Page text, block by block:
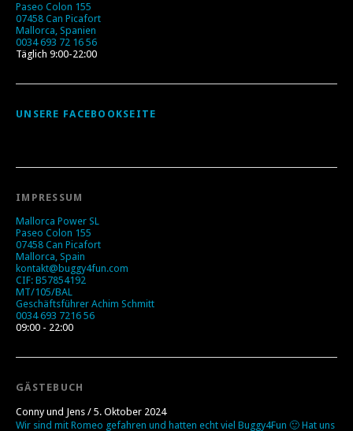
Paseo Colon 155
07458 Can Picafort
Mallorca, Spanien
0034 693 72 16 56
Täglich 9:00-22:00
UNSERE FACEBOOKSEITE
IMPRESSUM
Mallorca Power SL
Paseo Colon 155
07458 Can Picafort
Mallorca, Spain
kontakt@buggy4fun.com
CIF: B57854192
MT/105/BAL
Geschäftsführer Achim Schmitt
0034 693 7216 56
09:00 - 22:00
GÄSTEBUCH
Conny und Jens / 5. Oktober 2024
Wir sind mit Romeo gefahren und hatten echt viel Buggy4Fun 🙂 Hat uns